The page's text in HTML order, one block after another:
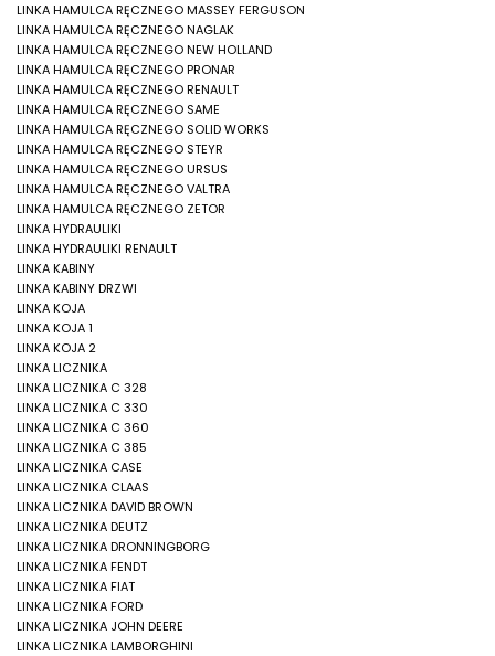
LINKA HAMULCA RĘCZNEGO MASSEY FERGUSON
LINKA HAMULCA RĘCZNEGO NAGLAK
LINKA HAMULCA RĘCZNEGO NEW HOLLAND
LINKA HAMULCA RĘCZNEGO PRONAR
LINKA HAMULCA RĘCZNEGO RENAULT
LINKA HAMULCA RĘCZNEGO SAME
LINKA HAMULCA RĘCZNEGO SOLID WORKS
LINKA HAMULCA RĘCZNEGO STEYR
LINKA HAMULCA RĘCZNEGO URSUS
LINKA HAMULCA RĘCZNEGO VALTRA
LINKA HAMULCA RĘCZNEGO ZETOR
LINKA HYDRAULIKI
LINKA HYDRAULIKI RENAULT
LINKA KABINY
LINKA KABINY DRZWI
LINKA KOJA
LINKA KOJA 1
LINKA KOJA 2
LINKA LICZNIKA
LINKA LICZNIKA C 328
LINKA LICZNIKA C 330
LINKA LICZNIKA C 360
LINKA LICZNIKA C 385
LINKA LICZNIKA CASE
LINKA LICZNIKA CLAAS
LINKA LICZNIKA DAVID BROWN
LINKA LICZNIKA DEUTZ
LINKA LICZNIKA DRONNINGBORG
LINKA LICZNIKA FENDT
LINKA LICZNIKA FIAT
LINKA LICZNIKA FORD
LINKA LICZNIKA JOHN DEERE
LINKA LICZNIKA LAMBORGHINI